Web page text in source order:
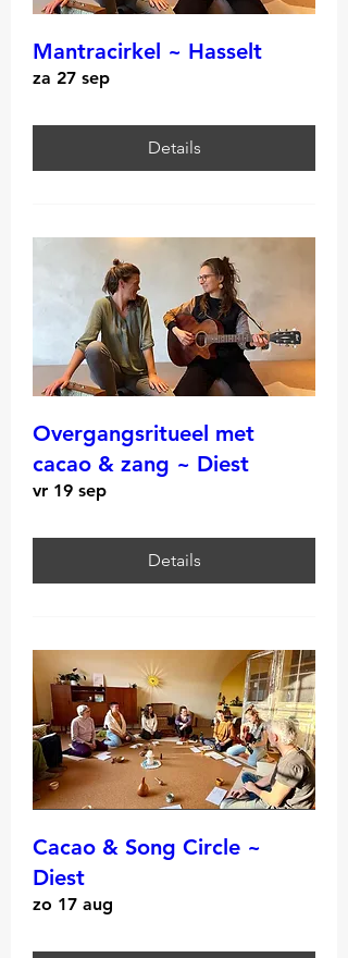
Mantracirkel ~ Hasselt
za 27 sep
Details
Overgangsritueel met
cacao & zang ~ Diest
vr 19 sep
Details
Cacao & Song Circle ~
Diest
zo 17 aug